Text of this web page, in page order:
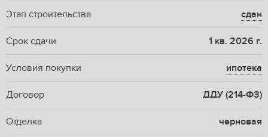
Этап строительства сдан
Срок сдачи 1 кв. 2026 г.
Условия покупки ипотека
Договор ДДУ (214-ФЗ)
Отделка черновая